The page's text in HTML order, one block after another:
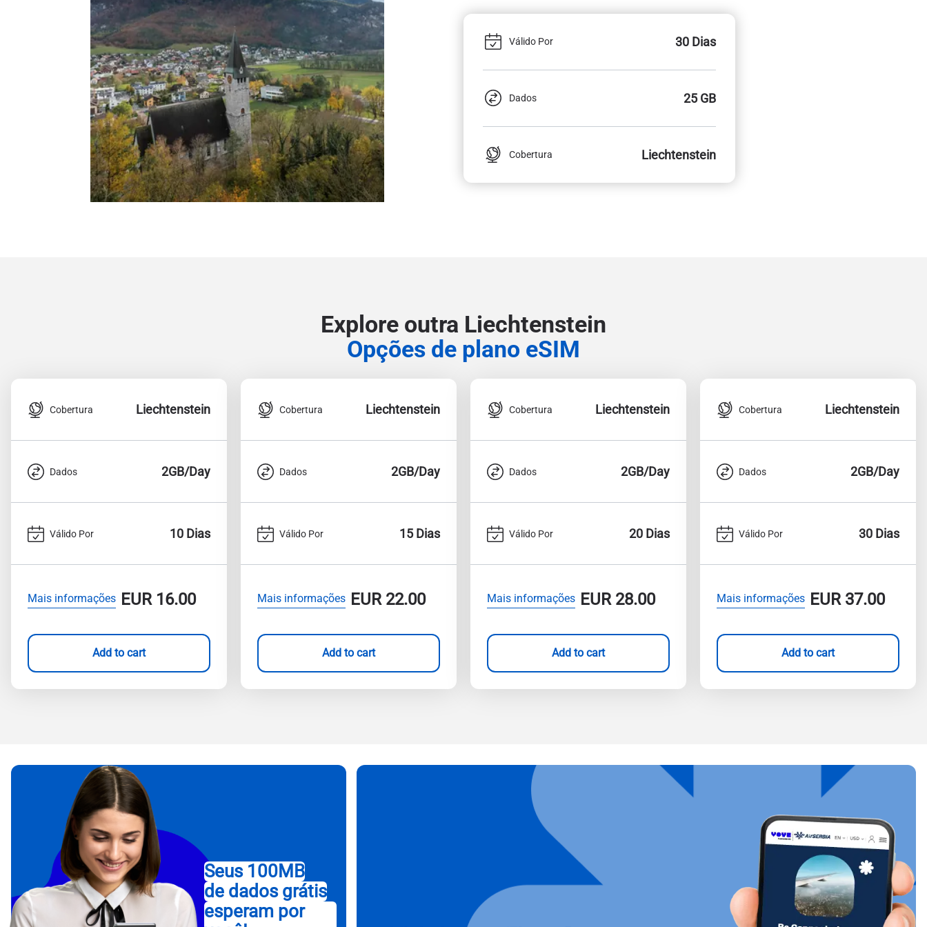
Válido Por 30 Dias
Dados 25 GB
Cobertura Liechtenstein
Explore outra Liechtenstein
Opções de plano eSIM
Cobertura Liechtenstein
Dados 2GB/Day
Válido Por 10 Dias
Mais informações EUR16.00
Add to cart
Cobertura Liechtenstein
Dados 2GB/Day
Válido Por 15 Dias
Mais informações EUR22.00
Add to cart
Cobertura Liechtenstein
Dados 2GB/Day
Válido Por 20 Dias
Mais informações EUR28.00
Add to cart
Cobertura Liechtenstein
Dados 2GB/Day
Válido Por 30 Dias
Mais informações EUR37.00
Add to cart
Seus 100MB
de dados grátis
esperam por